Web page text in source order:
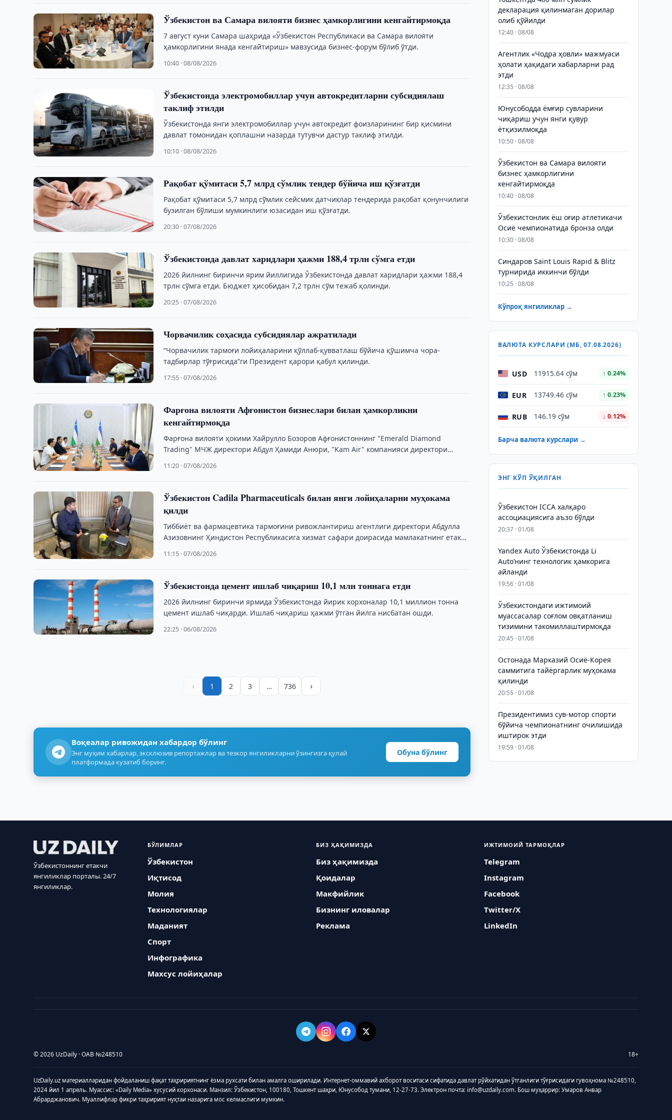
Ўзбекистон ва Самара вилояти бизнес ҳамкорлигини кенгайтирмоқда
7 август куни Самара шаҳрида «Ўзбекистон Республикаси ва Самара вилояти
ҳамкорлигини янада кенгайтириш» мавзусида бизнес-форум бўлиб ўтди.
10:40 · 08/08/2026
Ўзбекистонда электромобиллар учун автокредитларни субсидиялаш
таклиф этилди
Ўзбекистонда янги электромобиллар учун автокредит фоизларининг бир қисмини
давлат томонидан қоплашни назарда тутувчи дастур таклиф этилди.
10:10 · 08/08/2026
Рақобат қўмитаси 5,7 млрд сўмлик тендер бўйича иш қўзғатди
Рақобат қўмитаси 5,7 млрд сўмлик сейсмик датчиклар тендерида рақобат қонунчилиги
бузилган бўлиши мумкинлиги юзасидан иш қўзғатди.
20:30 · 07/08/2026
Ўзбекистонда давлат харидлари ҳажми 188,4 трлн сўмга етди
2026 йилнинг биринчи ярим йиллигида Ўзбекистонда давлат харидлари ҳажми 188,4
трлн сўмга етди. Бюджет ҳисобидан 7,2 трлн сўм тежаб қолинди.
20:25 · 07/08/2026
Чорвачилик соҳасида субсидиялар ажратилади
“Чорвачилик тармоғи лойиҳаларини қўллаб-қувватлаш бўйича қўшимча чора-
тадбирлар тўғрисида”ги Президент қарори қабул қилинди.
17:55 · 07/08/2026
Фарғона вилояти Афғонистон бизнеслари билан ҳамкорликни
кенгайтирмоқда
Фарғона вилояти ҳокими Хайрулло Бозоров Афғонистоннинг "Emerald Diamond
Trading" МЧЖ директори Абдул Ҳамиди Анюри, "Kam Air" компанияси директори
11:20 · 07/08/2026
Ўзбекистон Cadila Pharmaceuticals билан янги лойиҳаларни муҳокама
қилди
Тиббиёт ва фармацевтика тармоғини ривожлантириш агентлиги директори Абдулла
Азизовнинг Ҳиндистон Республикасига хизмат сафари доирасида мамлакатнинг етакчи
11:15 · 07/08/2026
Ўзбекистонда цемент ишлаб чиқариш 10,1 млн тоннага етди
2026 йилнинг биринчи ярмида Ўзбекистонда йирик корхоналар 10,1 миллион тонна
цемент ишлаб чиқарди. Ишлаб чиқариш ҳажми ўтган йилга нисбатан ошди.
22:25 · 06/08/2026
‹ 1 2 3 … 736 ›
Воқеалар ривожидан хабардор бўлинг
Энг муҳим хабарлар, эксклюзив репортажлар ва тезкор янгиликларни ўзингизга қулай
платформада кузатиб боринг.
Обуна бўлинг
декларация қилинмаган дорилар
олиб қўйилди
12:40 · 08/08
Агентлик «Чодра ҳовли» мажмуаси
ҳолати ҳақидаги хабарларни рад
этди
12:35 · 08/08
Юнусободда ёмғир сувларини
чиқариш учун янги қувур
ётқизилмоқда
10:50 · 08/08
Ўзбекистон ва Самара вилояти
бизнес ҳамкорлигини
кенгайтирмоқда
10:40 · 08/08
Ўзбекистонлик ёш оғир атлетикачи
Осиё чемпионатида бронза олди
10:30 · 08/08
Синдаров Saint Louis Rapid & Blitz
турнирида иккинчи бўлди
10:25 · 08/08
Кўпроқ янгиликлар →
ВАЛЮТА КУРСЛАРИ (МБ, 07.08.2026)
USD 11915.64 сўм ↑ 0.24%
EUR 13749.46 сўм ↑ 0.23%
RUB 146.19 сўм ↓ 0.12%
Барча валюта курслари →
ЭНГ КЎП ЎҚИЛГАН
Ўзбекистон ICCA халқаро
ассоциациясига аъзо бўлди
20:37 · 01/08
Yandex Auto Ўзбекистонда Li
Auto’нинг технологик ҳамкорига
айланди
19:56 · 01/08
Ўзбекистондаги ижтимоий
муассасалар соғлом овқатланиш
тизимини такомиллаштирмоқда
20:45 · 01/08
Остонада Марказий Осиё-Корея
саммитига тайёргарлик муҳокама
қилинди
20:55 · 01/08
Президентимиз сув-мотор спорти
бўйича чемпионатнинг очилишида
иштирок этди
19:59 · 01/08
Ўзбекистоннинг етакчи
янгиликлар порталы. 24/7
янгиликлар.
БЎЛИМЛАР
Ўзбекистон
Иқтисод
Молия
Технологиялар
Маданият
Спорт
Инфографика
Махсус лойиҳалар
БИЗ ҲАҚИМИЗДА
Биз ҳақимизда
Қоидалар
Макфийлик
Бизнинг иловалар
Реклама
ИЖТИМОИЙ ТАРМОҚЛАР
Telegram
Instagram
Facebook
Twitter/X
LinkedIn
© 2026 UzDaily · ОАВ №248510 18+
UzDaily.uz материалларидан фойдаланиш фақат таҳририятнинг ёзма рухсати билан амалга оширилади. Интернет-оммавий ахборот воситаси сифатида давлат рўйхатидан ўтганлиги тўғрисидаги гувоҳнома №248510,
2024 йил 1 апрель. Муассис: «Daily Media» хусусий корхонаси. Манзил: Ўзбекистон, 100180, Тошкент шаҳри, Юнусобод тумани, 12-27-73. Электрон почта: info@uzdaily.com. Бош муҳаррир: Умаров Анвар
Абрарджанович. Муаллифлар фикри таҳририят нуқтаи назарига мос келмаслиги мумкин.